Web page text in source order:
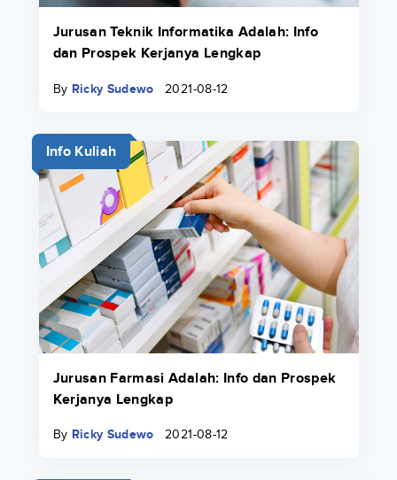
Jurusan Teknik Informatika Adalah: Info
dan Prospek Kerjanya Lengkap
By Ricky Sudewo 2021-08-12
Info Kuliah
Jurusan Farmasi Adalah: Info dan Prospek
Kerjanya Lengkap
By Ricky Sudewo 2021-08-12